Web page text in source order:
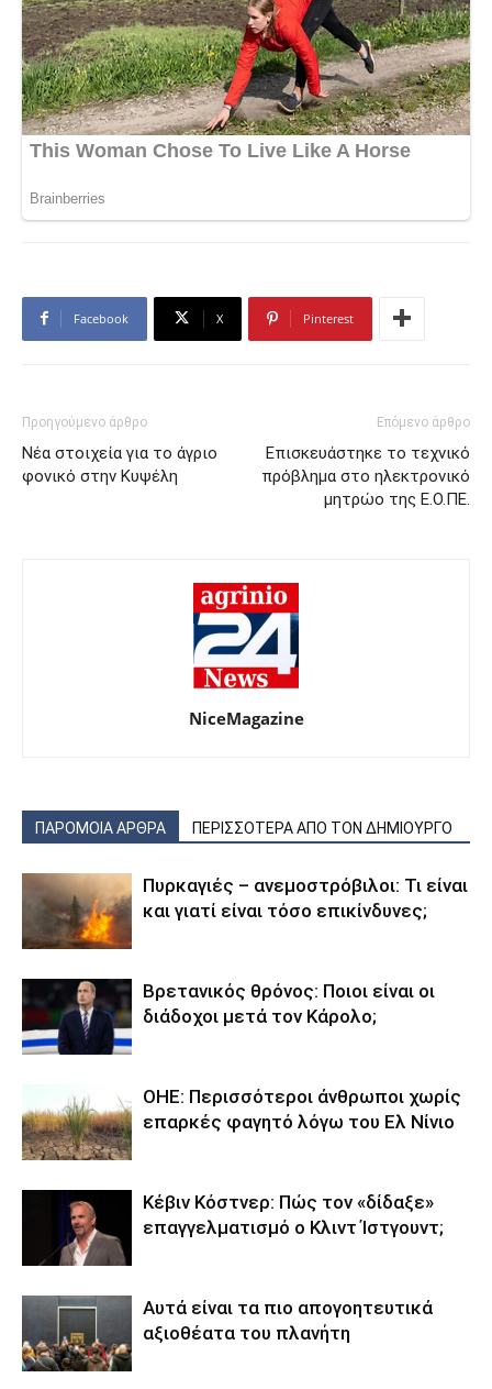
Facebook X Pinterest
Προηγούμενο άρθρο
Νέα στοιχεία για το άγριο
φονικό στην Κυψέλη
Επόμενο άρθρο
Επισκευάστηκε το τεχνικό
πρόβλημα στο ηλεκτρονικό
μητρώο της Ε.Ο.ΠΕ.
NiceMagazine
ΠΑΡΟΜΟΙΑ ΑΡΘΡΑ ΠΕΡΙΣΣΟΤΕΡΑ ΑΠΟ ΤΟΝ ΔΗΜΙΟΥΡΓΟ
Πυρκαγιές – ανεμοστρόβιλοι: Τι είναι
και γιατί είναι τόσο επικίνδυνες;
Βρετανικός θρόνος: Ποιοι είναι οι
διάδοχοι μετά τον Κάρολο;
ΟΗΕ: Περισσότεροι άνθρωποι χωρίς
επαρκές φαγητό λόγω του Ελ Νίνιο
Κέβιν Κόστνερ: Πώς τον «δίδαξε»
επαγγελματισμό ο Κλιντ Ίστγουντ;
Αυτά είναι τα πιο απογοητευτικά
αξιοθέατα του πλανήτη